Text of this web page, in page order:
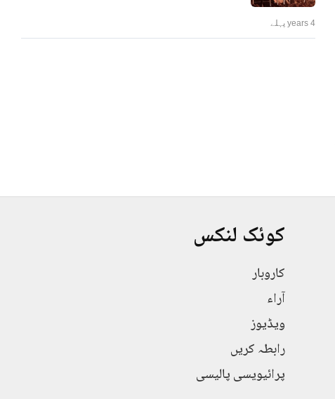
4 years پہلے
کوئک لنکس
کاروبار
آراء
ویڈیوز
رابطہ کریں
پرائیویسی پالیسی